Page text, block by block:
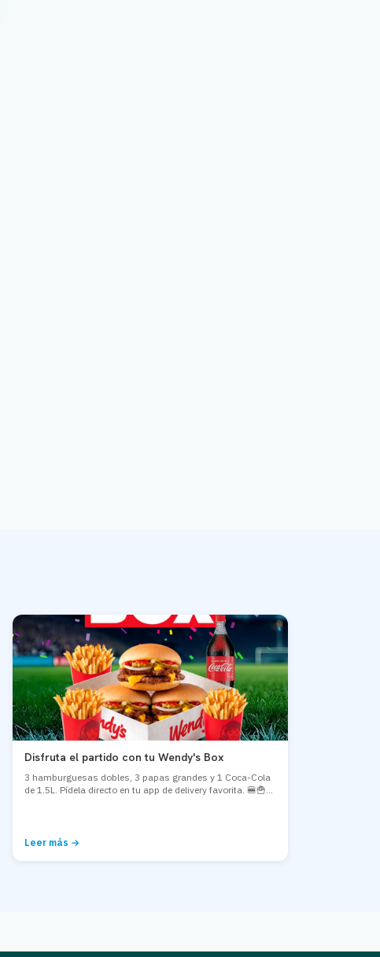
Disfruta el partido con tu Wendy's Box
3 hamburguesas dobles, 3 papas grandes y 1 Coca-Cola
de 1.5L. Pídela directo en tu app de delivery favorita. 🍔🍟...
Leer más →